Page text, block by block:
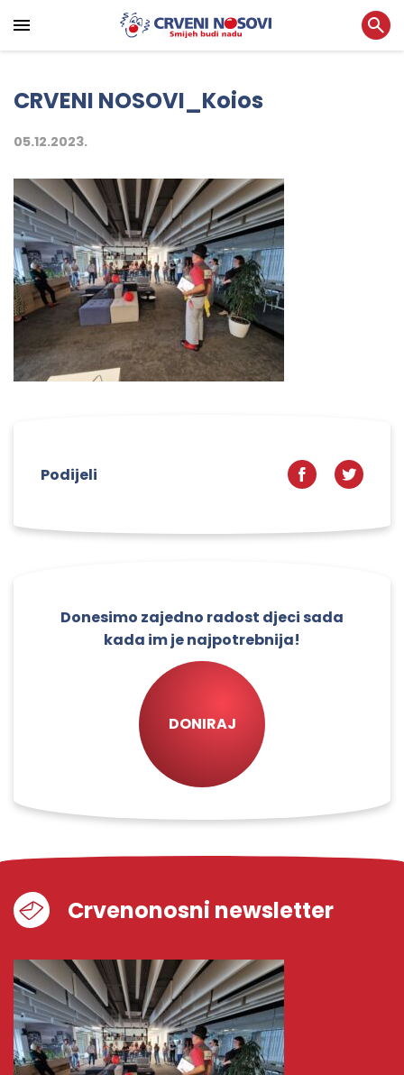
CRVENI NOSOVI_Koios
05.12.2023.
Podijeli
Donesimo zajedno radost djeci sada
kada im je najpotrebnija!
DONIRAJ
Crvenonosni newsletter